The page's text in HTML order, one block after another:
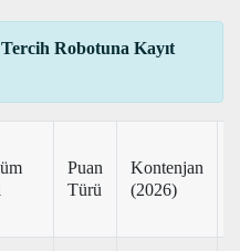
Tercih Robotuna Kayıt
Puan
Türü
Kontenjan
(2026)